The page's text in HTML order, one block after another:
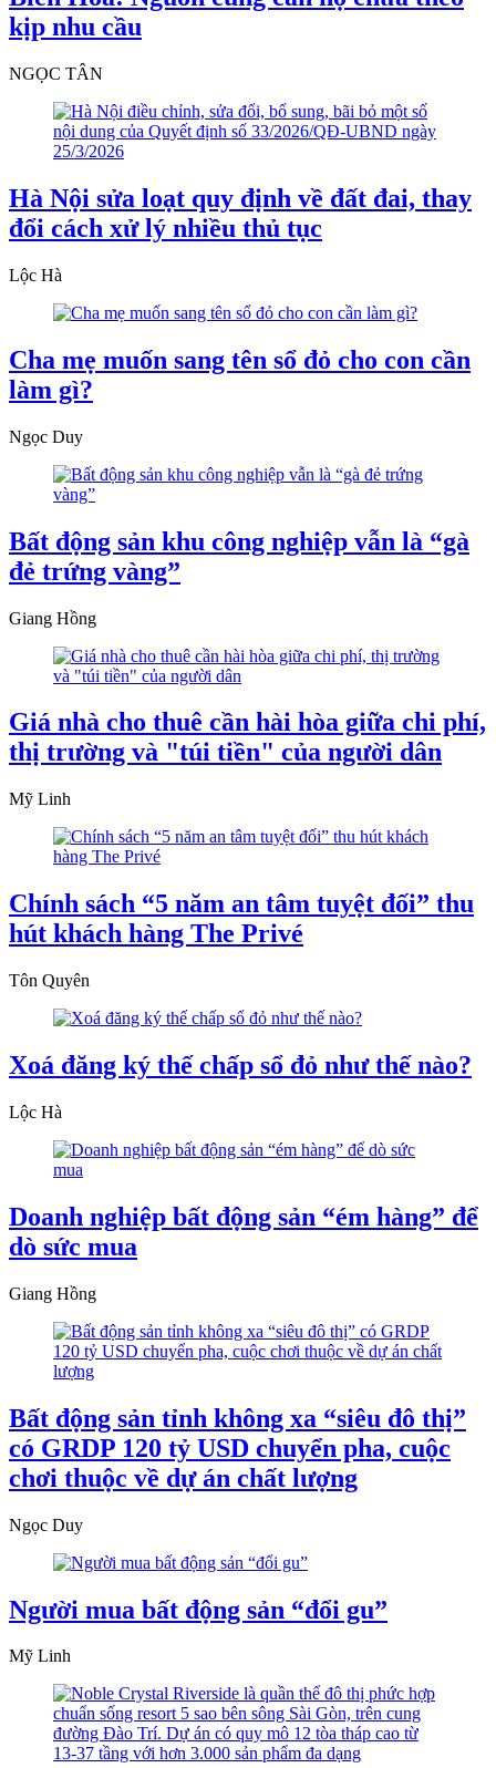
kịp nhu cầu
NGỌC TÂN
Hà Nội sửa loạt quy định về đất đai, thay
đổi cách xử lý nhiều thủ tục
Lộc Hà
Cha mẹ muốn sang tên sổ đỏ cho con cần
làm gì?
Ngọc Duy
Bất động sản khu công nghiệp vẫn là “gà
đẻ trứng vàng”
Giang Hồng
Giá nhà cho thuê cần hài hòa giữa chi phí,
thị trường và "túi tiền" của người dân
Mỹ Linh
Chính sách “5 năm an tâm tuyệt đối” thu
hút khách hàng The Privé
Tôn Quyên
Xoá đăng ký thế chấp sổ đỏ như thế nào?
Lộc Hà
Doanh nghiệp bất động sản “ém hàng” để
dò sức mua
Giang Hồng
Bất động sản tỉnh không xa “siêu đô thị”
có GRDP 120 tỷ USD chuyển pha, cuộc
chơi thuộc về dự án chất lượng
Ngọc Duy
Người mua bất động sản “đổi gu”
Mỹ Linh